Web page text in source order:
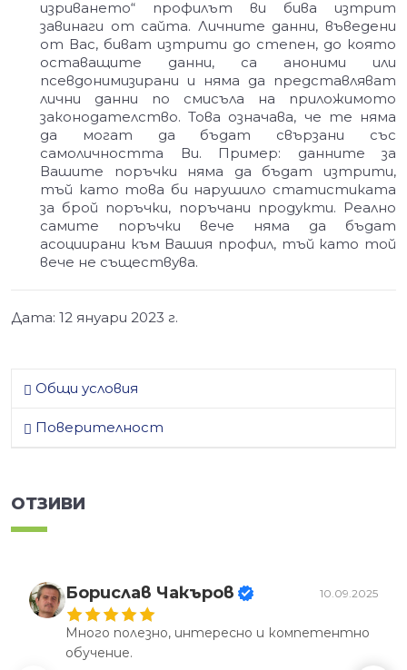
Общи условия
Поверителност
изриването“ профилът ви бива изтрит
завинаги от сайта. Личните данни, въведени
от Вас, биват изтрити до степен, до която
оставащите данни, са аноними или
псевдонимизирани и няма да представляват
лични данни по смисъла на приложимото
законодателство. Това означава, че те няма
да могат да бъдат свързани със
самоличността Ви. Пример: данните за
Вашите поръчки няма да бъдат изтрити,
тъй като това би нарушило статистиката
за брой поръчки, поръчани продукти. Реално
самите поръчки вече няма да бъдат
асоциирани към Вашия профил, тъй като той
вече не съществува.
Дата: 12 януари 2023 г.
ОТЗИВИ
Борислав Чакъров 10.09.2025
Много полезно, интересно и компетентно
обучение.